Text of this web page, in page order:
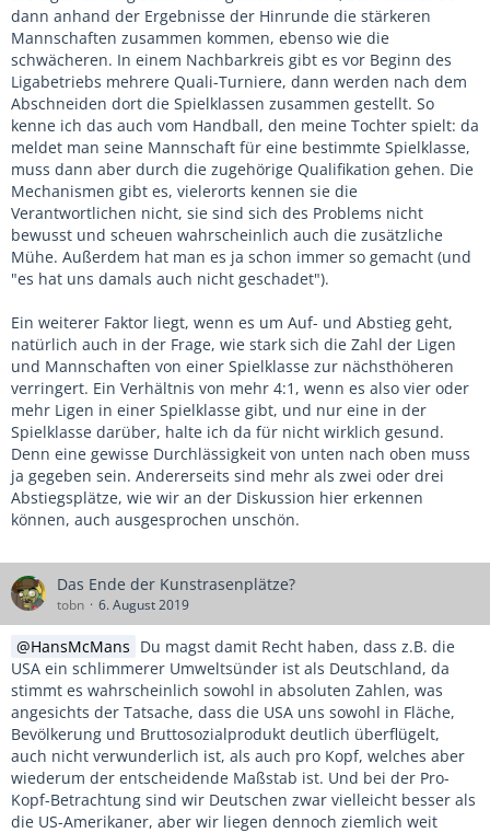
dann anhand der Ergebnisse der Hinrunde die stärkeren
Mannschaften zusammen kommen, ebenso wie die
schwächeren. In einem Nachbarkreis gibt es vor Beginn des
Ligabetriebs mehrere Quali-Turniere, dann werden nach dem
Abschneiden dort die Spielklassen zusammen gestellt. So
kenne ich das auch vom Handball, den meine Tochter spielt: da
meldet man seine Mannschaft für eine bestimmte Spielklasse,
muss dann aber durch die zugehörige Qualifikation gehen. Die
Mechanismen gibt es, vielerorts kennen sie die
Verantwortlichen nicht, sie sind sich des Problems nicht
bewusst und scheuen wahrscheinlich auch die zusätzliche
Mühe. Außerdem hat man es ja schon immer so gemacht (und
"es hat uns damals auch nicht geschadet").
Ein weiterer Faktor liegt, wenn es um Auf- und Abstieg geht,
natürlich auch in der Frage, wie stark sich die Zahl der Ligen
und Mannschaften von einer Spielklasse zur nächsthöheren
verringert. Ein Verhältnis von mehr 4:1, wenn es also vier oder
mehr Ligen in einer Spielklasse gibt, und nur eine in der
Spielklasse darüber, halte ich da für nicht wirklich gesund.
Denn eine gewisse Durchlässigkeit von unten nach oben muss
ja gegeben sein. Andererseits sind mehr als zwei oder drei
Abstiegsplätze, wie wir an der Diskussion hier erkennen
können, auch ausgesprochen unschön.
Das Ende der Kunstrasenplätze?
tobn 6. August 2019
HansMcMans Du magst damit Recht haben, dass z.B. die
USA ein schlimmerer Umweltsünder ist als Deutschland, da
stimmt es wahrscheinlich sowohl in absoluten Zahlen, was
angesichts der Tatsache, dass die USA uns sowohl in Fläche,
Bevölkerung und Bruttosozialprodukt deutlich überflügelt,
auch nicht verwunderlich ist, als auch pro Kopf, welches aber
wiederum der entscheidende Maßstab ist. Und bei der Pro-
Kopf-Betrachtung sind wir Deutschen zwar vielleicht besser als
die US-Amerikaner, aber wir liegen dennoch ziemlich weit